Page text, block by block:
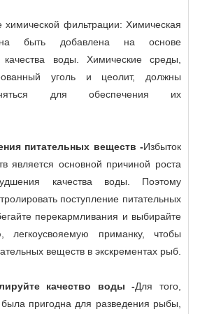
фильтрации: Химическая
быть добавлена ​​на основе
качества воды. Химические среды,
уголь и цеолит, должны
для обеспечения их
питательных веществ -Избыток
является основной причиной роста
качества воды. Поэтому
поступление питательных
перекармливания и выбирайте
легкоусвояемую приманку, чтобы
веществ в экскрементах рыб.
качество воды -Для того,
пригодна для разведения рыбы,